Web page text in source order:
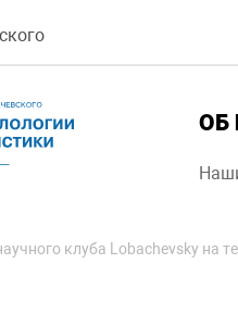
ОБ
клуба Lobachevsky